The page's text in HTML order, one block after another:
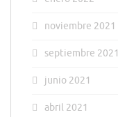
noviembre 2021
septiembre 2021
junio 2021
abril 2021